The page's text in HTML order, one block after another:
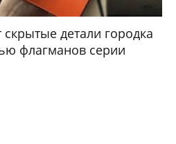
детали городка
флагманов серии